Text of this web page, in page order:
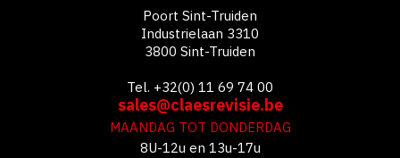
Poort Sint-Truiden
Industrielaan 3310
3800 Sint-Truiden
Tel. +32(0) 11 69 74 00
sales@claesrevisie.be
MAANDAG TOT DONDERDAG
8U-12u en 13u-17u